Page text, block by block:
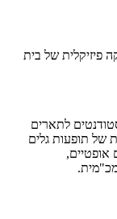
פיזיקלית של בית
לתארים
של תופעות גלים
אופטיים,